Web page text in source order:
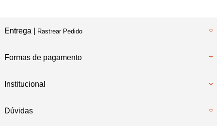
Entrega | Rastrear Pedido
Formas de pagamento
Institucional
Dúvidas